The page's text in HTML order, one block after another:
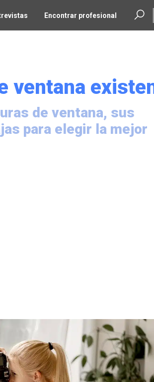
Encontrar profesional
ventana
de ventana, sus
para elegir la mejor